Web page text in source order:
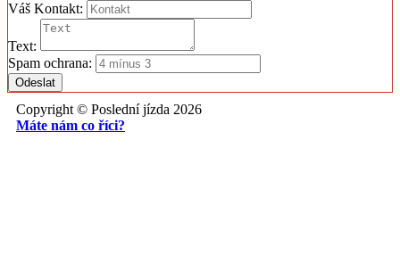
Váš Kontakt:
Text:
Spam ochrana:
Odeslat
Copyright © Poslední jízda 2026
Máte nám co říci?